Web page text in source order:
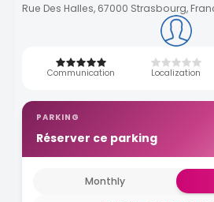
Rue Des Halles, 67000 Strasbourg,
Communication Localization
PARKING
Réserver ce parking
Monthly